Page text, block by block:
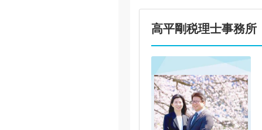
高平剛税理士事務所